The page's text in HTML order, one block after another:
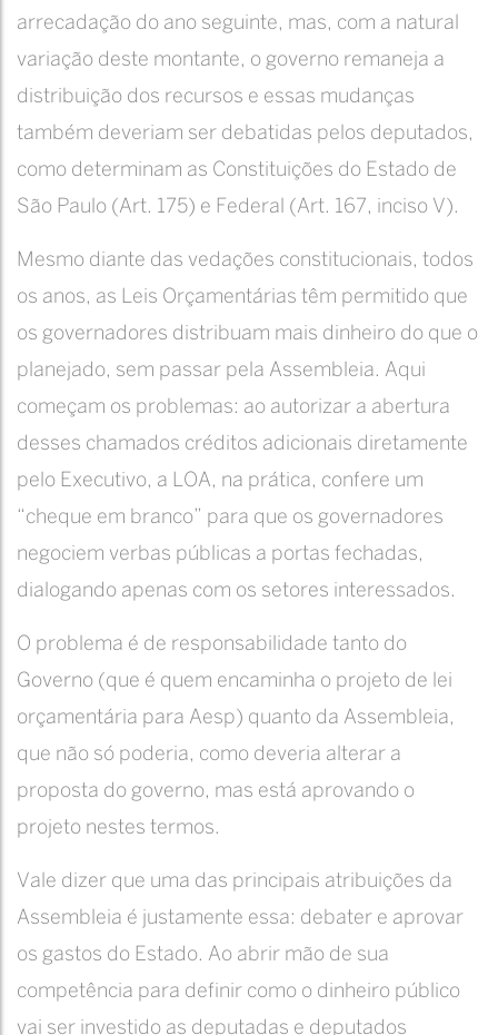
arrecadação do ano seguinte, mas, com a natural
variação deste montante, o governo remaneja a
distribuição dos recursos e essas mudanças
também deveriam ser debatidas pelos deputados,
como determinam as Constituições do Estado de
São Paulo (Art. 175) e Federal (Art. 167, inciso V).
Mesmo diante das vedações constitucionais, todos
os anos, as Leis Orçamentárias têm permitido que
os governadores distribuam mais dinheiro do que o
planejado, sem passar pela Assembleia. Aqui
começam os problemas: ao autorizar a abertura
desses chamados créditos adicionais diretamente
pelo Executivo, a LOA, na prática, confere um
“cheque em branco” para que os governadores
negociem verbas públicas a portas fechadas,
dialogando apenas com os setores interessados.
O problema é de responsabilidade tanto do
Governo (que é quem encaminha o projeto de lei
orçamentária para Aesp) quanto da Assembleia,
que não só poderia, como deveria alterar a
proposta do governo, mas está aprovando o
projeto nestes termos.
Vale dizer que uma das principais atribuições da
Assembleia é justamente essa: debater e aprovar
os gastos do Estado. Ao abrir mão de sua
competência para definir como o dinheiro público
vai ser investido as deputadas e deputados